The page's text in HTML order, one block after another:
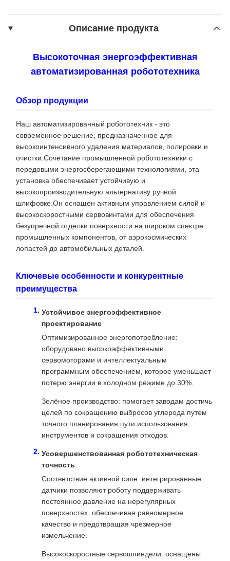
Описание продукта
Высокоточная энергоэффективная
автоматизированная робототехника
Обзор продукции
Наш автоматизированный робототехник - это
современное решение, предназначенное для
высокоинтенсивного удаления материалов, полировки и
очистки.Сочетание промышленной робототехники с
передовыми энергосберегающими технологиями, эта
установка обеспечивает устойчивую и
высокопроизводительную альтернативу ручной
шлифовке.Он оснащен активным управлением силой и
высокоскоростными сервовинтами для обеспечения
безупречной отделки поверхности на широком спектре
промышленных компонентов, от аэрокосмических
лопастей до автомобильных деталей.
Ключевые особенности и конкурентные
преимущества
Устойчивое энергоэффективное
проектирование
Оптимизированное энергопотребление:
оборудовано высокоэффективными
сервомоторами и интеллектуальным
программным обеспечением, которое уменьшает
потерю энергии в холодном режиме до 30%.
Зелёное производство: помогает заводам достичь
целей по сокращению выбросов углерода путем
точного планирования пути использования
инструментов и сокращения отходов.
Усовершенствованная робототехническая
точность
Соответствие активной силе: интегрированные
датчики позволяют роботу поддерживать
постоянное давление на нерегулярных
поверхностях, обеспечивая равномерное
качество и предотвращая чрезмерное
измельчение.
Высокоскоростные сервошпиндели: оснащены